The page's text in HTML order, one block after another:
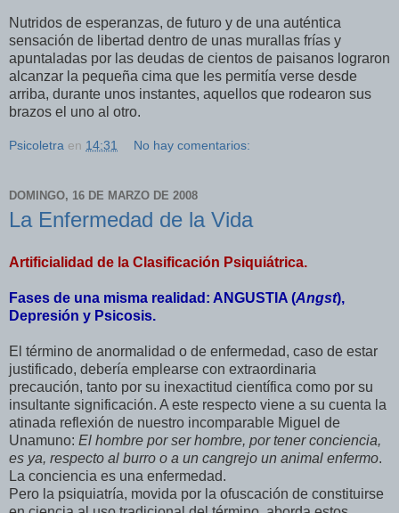
Nutridos de esperanzas, de futuro y de una auténtica
sensación de libertad dentro de unas murallas frías y
apuntaladas por las deudas de cientos de paisanos lograron
alcanzar la pequeña cima que les permitía verse desde
arriba, durante unos instantes, aquellos que rodearon sus
brazos el uno al otro.
Psicoletra en 14:31 No hay comentarios:
DOMINGO, 16 DE MARZO DE 2008
La Enfermedad de la Vida
Artificialidad de la Clasificación Psiquiátrica.
Fases de una misma realidad: ANGUSTIA (Angst),
Depresión y Psicosis.
El término de anormalidad o de enfermedad, caso de estar
justificado, debería emplearse con extraordinaria
precaución, tanto por su inexactitud científica como por su
insultante significación. A este respecto viene a su cuenta la
atinada reflexión de nuestro incomparable Miguel de
Unamuno: El hombre por ser hombre, por tener conciencia,
es ya, respecto al burro o a un cangrejo un animal enfermo.
La conciencia es una enfermedad.
Pero la psiquiatría, movida por la ofuscación de constituirse